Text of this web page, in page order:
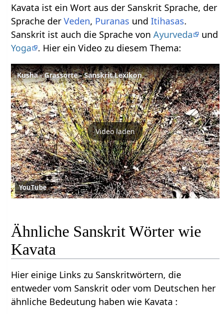
Kavata ist ein Wort aus der Sanskrit Sprache, der
Sprache derVeden, Puranas undItihasas.
Sanskrit ist auch die Sprache vonAyurveda
und
Yoga
. Hier ein Video zu diesem Thema:
Kusha - Grassorte - Sanskrit Lexikon
Video laden
YouTube
Ähnliche Sanskrit Wörter wie
Kavata
Hier einige Links zu Sanskritwörtern, die
entweder vom Sanskrit oder vom Deutschen her
ähnliche Bedeutung haben wie Kavata :